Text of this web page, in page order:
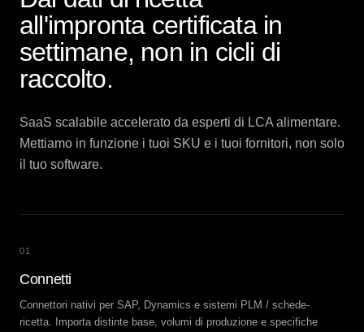
all'impronta certificata in
settimane, non in cicli di
raccolto.
SaaS scalabile accelerato da esperti di LCA alimentare.
Mettiamo in funzione i tuoi SKU e i tuoi fornitori, non solo
il tuo software.
01
Connetti
Connettori nativi per SAP, Dynamics e sistemi PLM / schede-
ricetta. Importa distinte base, volumi di produzione e specifiche